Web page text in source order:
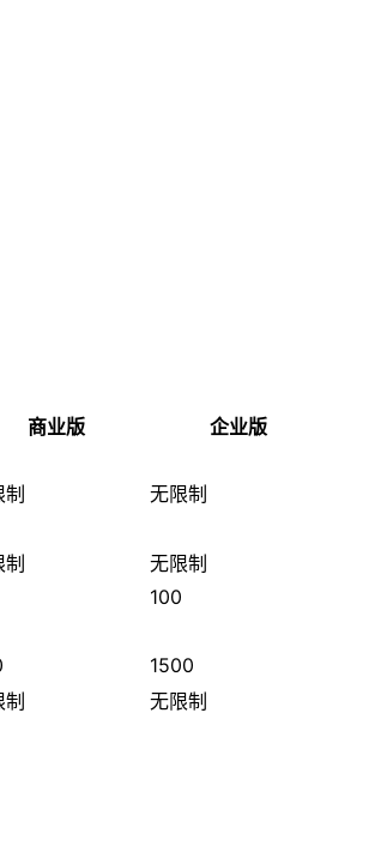
商业版
企业版
制 无限制
制 无限制
100
1500
制 无限制